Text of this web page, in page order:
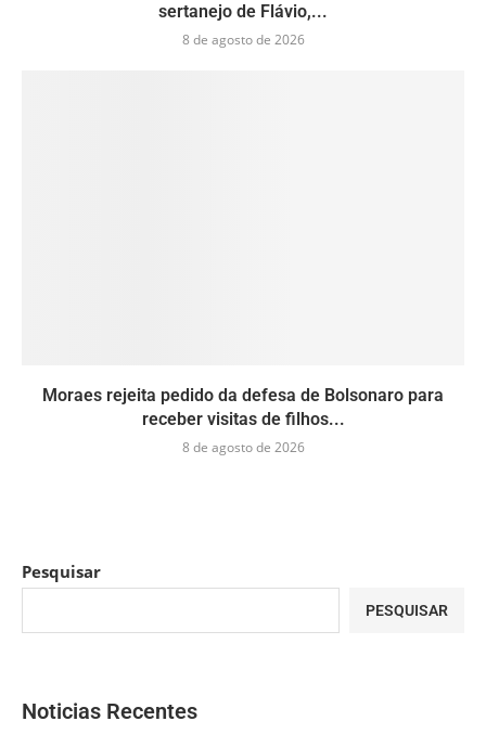
sertanejo de Flávio,...
8 de agosto de 2026
Moraes rejeita pedido da defesa de Bolsonaro para
receber visitas de filhos...
8 de agosto de 2026
Pesquisar
PESQUISAR
Noticias Recentes